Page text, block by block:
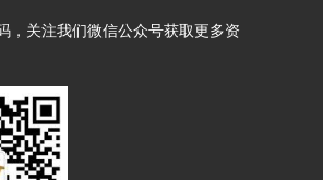
，关注我们微信公众号获取更多资